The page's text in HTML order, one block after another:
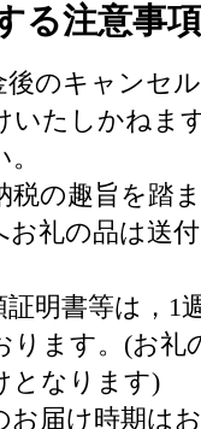
る注意事項
のキャンセ
いたしかねま
の趣旨を踏
お礼の品は送
明書等は，1
ります。(お礼
となります)
届け時期は